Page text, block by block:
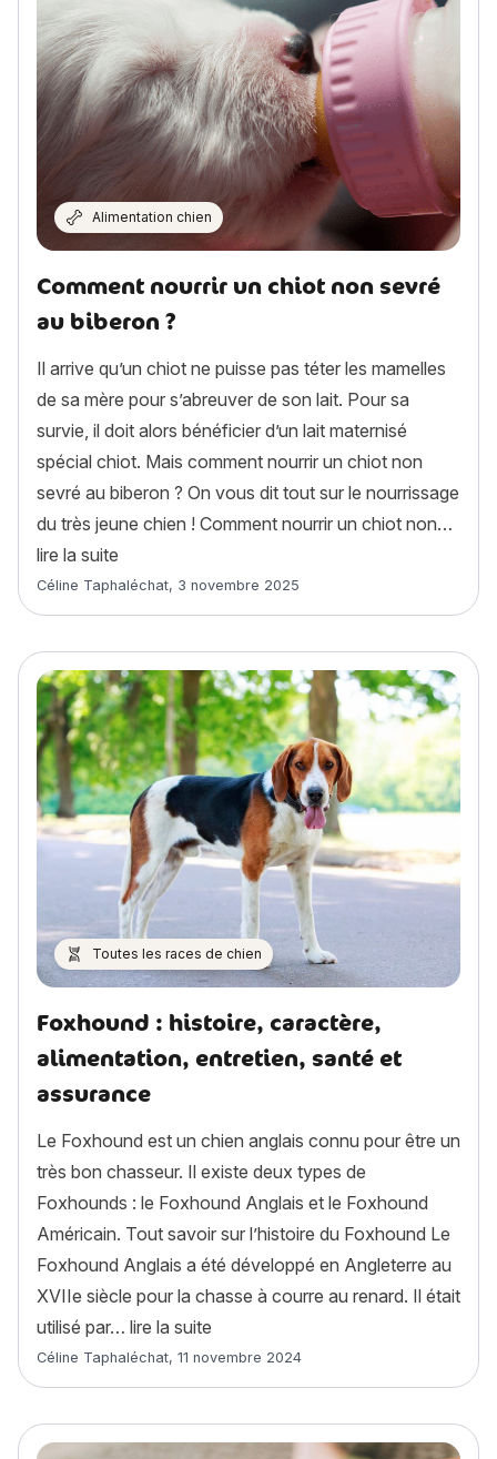
Alimentation chien
Comment nourrir un chiot non sevré
au biberon ?
Il arrive qu’un chiot ne puisse pas téter les mamelles
de sa mère pour s’abreuver de son lait. Pour sa
survie, il doit alors bénéficier d’un lait maternisé
spécial chiot. Mais comment nourrir un chiot non
sevré au biberon ? On vous dit tout sur le nourrissage
du très jeune chien ! Comment nourrir un chiot non…
lire la suite
Article rédigé par
Céline Taphaléchat, 3 novembre 2025
Toutes les races de chien
Foxhound : histoire, caractère,
alimentation, entretien, santé et
assurance
Le Foxhound est un chien anglais connu pour être un
très bon chasseur. Il existe deux types de
Foxhounds : le Foxhound Anglais et le Foxhound
Américain. Tout savoir sur l’histoire du Foxhound Le
Foxhound Anglais a été développé en Angleterre au
XVIIe siècle pour la chasse à courre au renard. Il était
utilisé par… lire la suite
Article rédigé par
Céline Taphaléchat, 11 novembre 2024